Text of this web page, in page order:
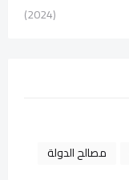
(2024)
مصالح الدولة